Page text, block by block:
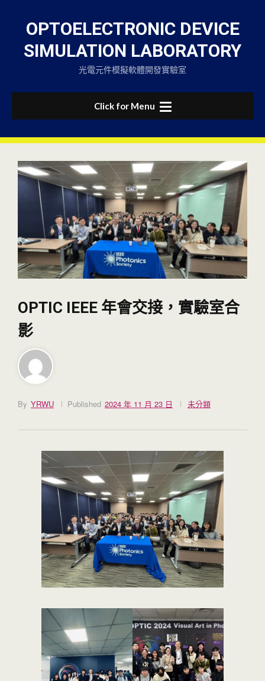
content
OPTOELECTRONIC DEVICE
SIMULATION LABORATORY
光電元件模擬軟體開發實驗室
Click for Menu
OPTIC IEEE 年會交接，實驗室合
影
By YRWU Published 2024 年 11 月 23 日 未分類